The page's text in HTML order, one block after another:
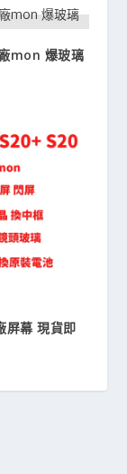
mon 爆玻璃
屏幕 現貨即